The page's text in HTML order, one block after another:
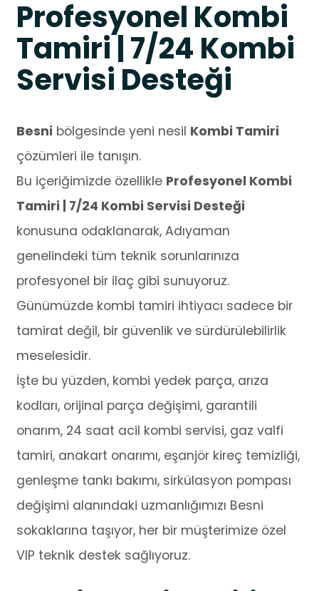
Profesyonel Kombi
Tamiri | 7/24 Kombi
Servisi Desteği
Besni bölgesinde yeni nesil Kombi Tamiri
çözümleri ile tanışın.
Bu içeriğimizde özellikle Profesyonel Kombi
Tamiri | 7/24 Kombi Servisi Desteği
konusuna odaklanarak, Adıyaman
genelindeki tüm teknik sorunlarınıza
profesyonel bir ilaç gibi sunuyoruz.
Günümüzde kombi tamiri ihtiyacı sadece bir
tamirat değil, bir güvenlik ve sürdürülebilirlik
meselesidir.
İşte bu yüzden, kombi yedek parça, arıza
kodları, orijinal parça değişimi, garantili
onarım, 24 saat acil kombi servisi, gaz valfi
tamiri, anakart onarımı, eşanjör kireç temizliği,
genleşme tankı bakımı, sirkülasyon pompası
değişimi alanındaki uzmanlığımızı Besni
sokaklarına taşıyor, her bir müşterimize özel
VIP teknik destek sağlıyoruz.